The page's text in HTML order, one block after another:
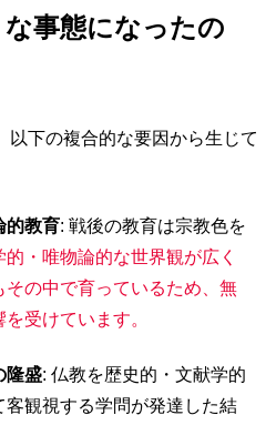
事態になったの
以下の複合的な要因から生じて
的教育: 戦後の教育は宗教色を
的・唯物論的な世界観が広く
の中で育っているため、無
受けています。
隆盛: 仏教を歴史的・文献学的
客観視する学問が発達した結